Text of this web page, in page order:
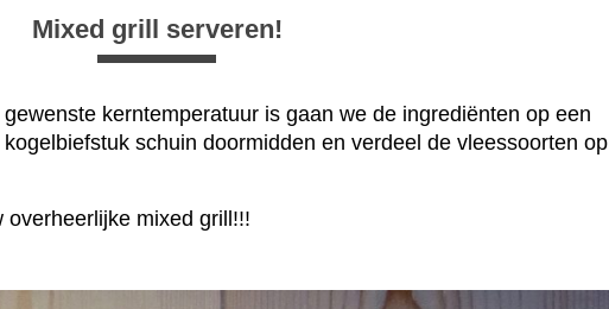
Mixed grill serveren!
kerntemperatuur is gaan we de ingrediënten op een
schuin doormidden en verdeel de vleessoorten op
mixed grill!!!